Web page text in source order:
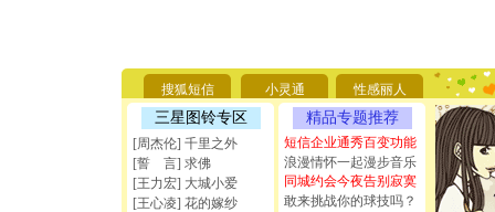
搜狐短信 小灵通 性感丽人
三星图铃专区
[周杰伦] 千里之外
[誓 言] 求佛
[王力宏] 大城小爱
[王心凌] 花的嫁纱
精品专题推荐
短信企业通秀百变功能
浪漫情怀一起漫步音乐
同城约会今夜告别寂寞
敢来挑战你的球技吗？
要平安！
[圣诞节]
能正大光
天都要快
[圣诞节]
如意,快
[元旦]看
断电。爱